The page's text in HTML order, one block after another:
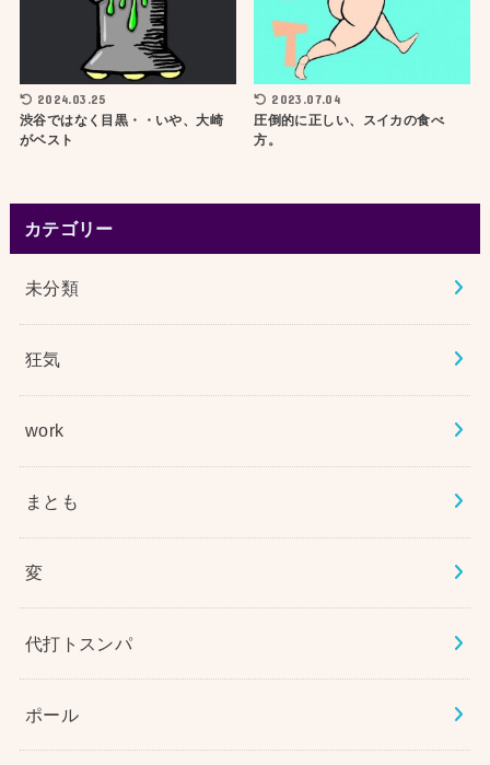
2024.03.25
渋谷ではなく目黒・・いや、大崎
がベスト
2023.07.04
圧倒的に正しい、スイカの食べ
方。
カテゴリー
未分類
狂気
work
まとも
変
代打トスンパ
ポール